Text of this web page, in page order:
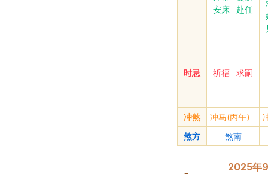
安床
赴任
时忌 祈福 求嗣
冲煞 冲马(丙午)
煞方
煞南
2025年